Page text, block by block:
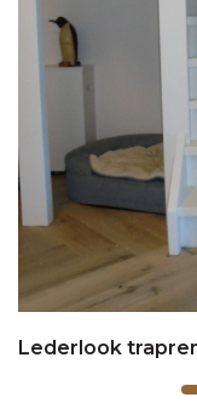
Lederlook